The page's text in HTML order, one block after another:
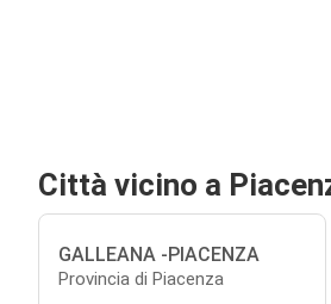
Città vicino a
GALLEANA -PIACENZA
Provincia di Piacenza